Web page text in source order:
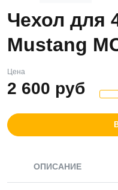
Чехол для
Mustang
Цена
2 600 руб
ОПИСАНИЕ